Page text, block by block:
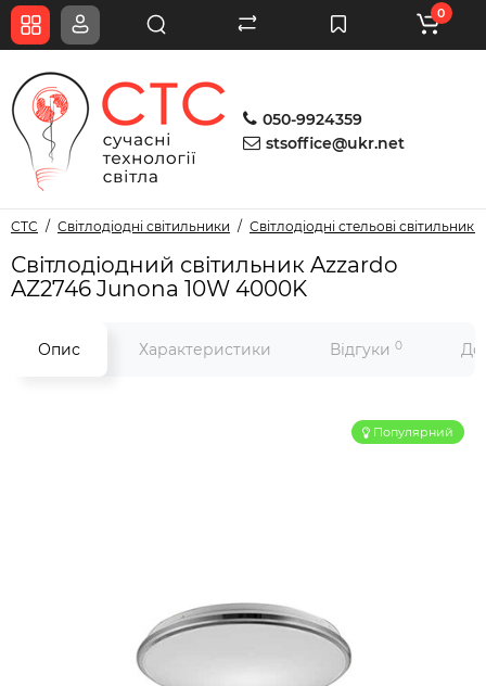
050-9924359
stsoffice@ukr.net
0
СТС Світлодіодні світильники Світлодіодні стельові світильники
Світлодіодний світильник Azzardo
AZ2746 Junona 10W 4000K
Опис Характеристики Відгуки 0
Популярний